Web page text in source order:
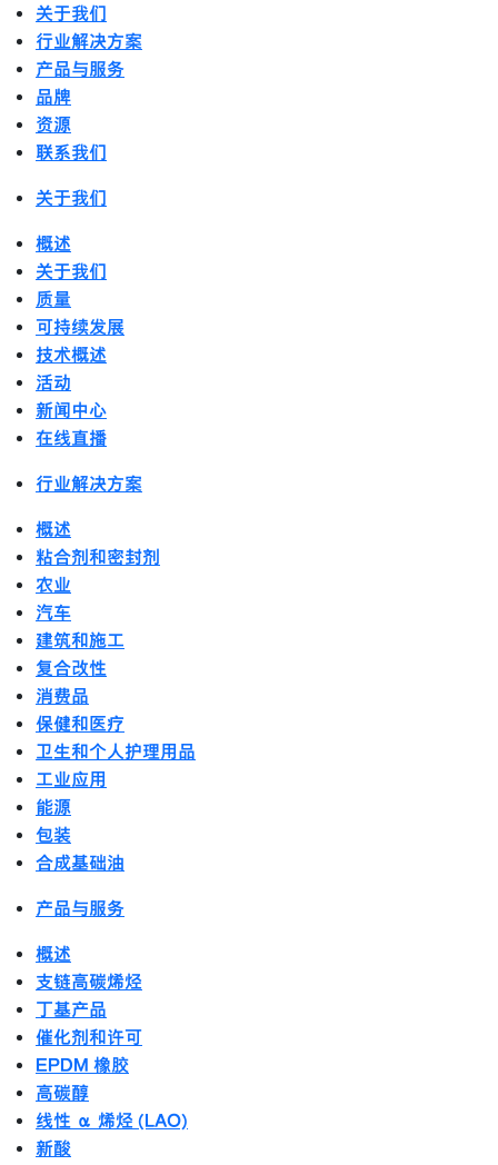
关于我们
行业解决方案
产品与服务
品牌
资源
联系我们
关于我们
概述
关于我们
质量
可持续发展
技术概述
活动
新闻中心
在线直播
行业解决方案
概述
粘合剂和密封剂
农业
汽车
建筑和施工
复合改性
消费品
保健和医疗
卫生和个人护理用品
工业应用
能源
包装
合成基础油
产品与服务
概述
支链高碳烯烃
丁基产品
催化剂和许可
EPDM 橡胶
高碳醇
线性 α 烯烃 (LAO)
新酸